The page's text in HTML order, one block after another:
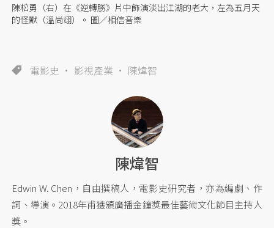
陳松勇（右）在《逆轉勝》片中飾演淡出江湖的老大，左為五月天
的怪獸（溫尚翊）。 圖／相信音樂
電影史 影視產業 陳煒智
陳煒智
Edwin W. Chen，自由撰稿人，電影史研究者，亦為編劇、作
詞、導演。2018年甫獲頒廣播金鐘獎最佳藝術文化節目主持人
獎。